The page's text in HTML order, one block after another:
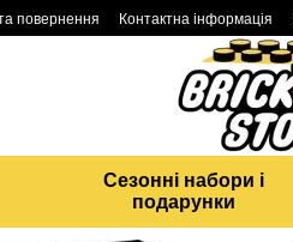
повернення Контактна інформація
Сезонні набори і
подарунки